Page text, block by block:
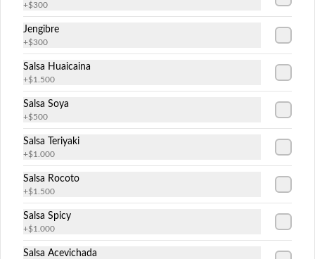
Pimentón, palmito, queso crema y
Sake Avocado
Salmón, queso crema y cebollín envuelto
+$300
Jengibre
+$300
Salsa Huaicaina
+$1.500
Salsa Soya
+$500
Salsa Teriyaki
+$1.000
Salsa Rocoto
+$1.500
Salsa Spicy
+$1.000
Salsa Acevichada